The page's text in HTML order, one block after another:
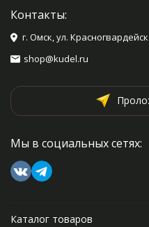
Контакты:
г. Омск, ул.
shop@kudel.ru
Мы в социальных сетях:
Каталог товаров